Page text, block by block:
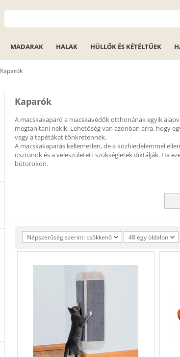
MADARAK HALAK HÜLLŐK ÉS KÉTÉLTŰEK
Kaparók
Kaparók
A macskakaparó a macskavédők otthonának egyik
megtanítani nekik. Lehetőség van azonban arra, hogy
vagy a tapétákat tönkretennék.
A macskakaparás kellemetlen, de a közhiedelemmel
ösztönök és a veleszületett szükségletek diktálják. Ha
bútorokon.
Népszerűség szerint: csökkenő 48 egy oldalon